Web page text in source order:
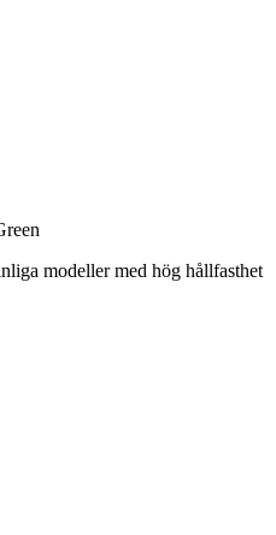
modeller med hög hållfasthet